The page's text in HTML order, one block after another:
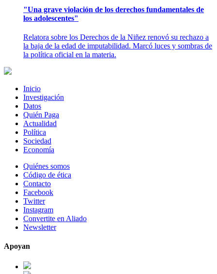
"Una grave violación de los derechos fundamentales de
los adolescentes"
Relatora sobre los Derechos de la Niñez renovó su rechazo a
la baja de la edad de imputabilidad. Marcó luces y sombras de
la política oficial en la materia.
Inicio
Investigación
Datos
Quién Paga
Actualidad
Política
Sociedad
Economía
Quiénes somos
Código de ética
Contacto
Facebook
Twitter
Instagram
Convertite en Aliado
Newsletter
Apoyan